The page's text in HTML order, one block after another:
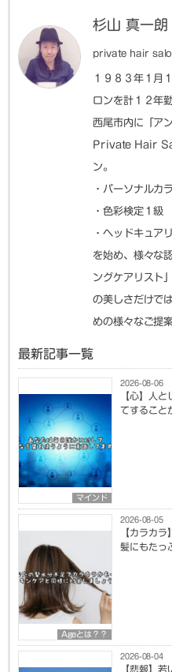
杉山 真一朗
private hair
１９８３年１月
ロンを計１２年
西尾市内に「ア
Private Hair
ン。
・パーソナルカ
・色彩検定１級
・ヘッドキュア
を始め、様々な
ングケアリスト
の美しさだけで
めの様々なご提
最新記事一覧
マインド
2026-08-06
【心】人
てすること
Ageとは？？
2026-08-05
【カラカ
髪にもたっ
2026-08-04
【悲報】